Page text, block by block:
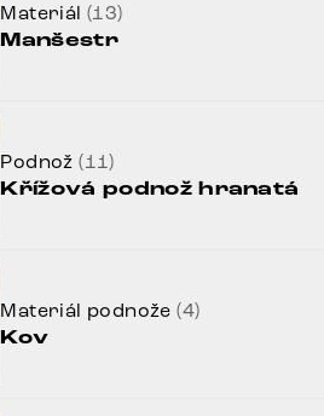
Materiál (13)
Manšestr
Podnož(11)
Křížová podnož hranatá
Materiál podnože(4)
Kov